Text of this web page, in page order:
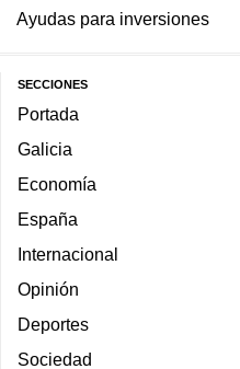
Ayudas para inversiones
SECCIONES
Portada
Galicia
Economía
España
Internacional
Opinión
Deportes
Sociedad